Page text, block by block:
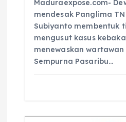
Maduraexpose.com-
mendesak Panglima
Subiyanto membentuk
mengusut kasus
menewaskan
Sempurna Pasaribu…